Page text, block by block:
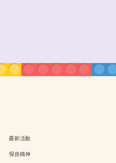
最新活動
保良精神